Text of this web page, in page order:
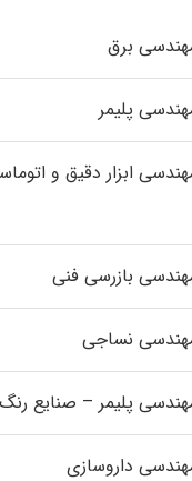
برق
پلیمر
ابزار دقیق و
بازرسی فنی
نساجی
پلیمر – صنایع رنگ
داروسازی